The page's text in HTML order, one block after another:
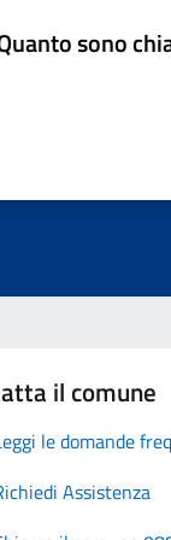
sono
il comune
le domande
Assistenza